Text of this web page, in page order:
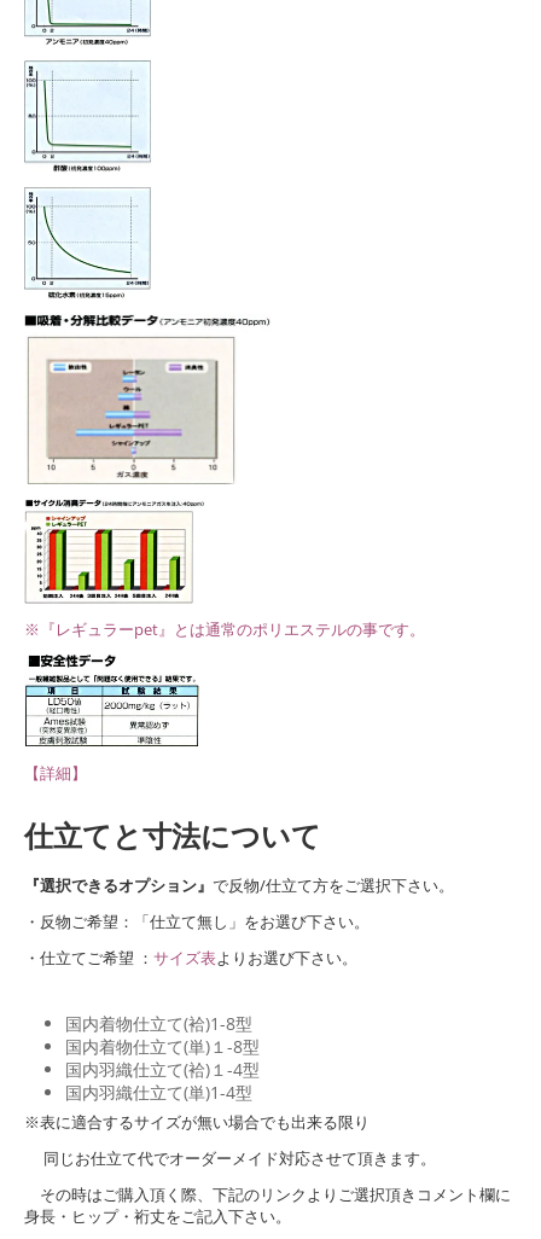
※『レギュラーpet』とは通常のポリエステルの事です。
【詳細】
仕立てと寸法について
『選択できるオプション』 で反物/仕立て方をご選択下さい。
・反物ご希望：「仕立て無し」をお選び下さい。
・仕立てご希望 ： サイズ表よりお選び下さい。
国内着物仕立て(袷)1-8型
国内着物仕立て(単)１-8型
国内羽織仕立て(袷)１-4型
国内羽織仕立て(単)1-4型
※表に適合するサイズが無い場合でも出来る限り
同じお仕立て代でオーダーメイド対応させて頂きます。
その時はご購入頂く際、下記のリンクよりご選択頂きコメント欄に
身長・ヒップ・裄丈をご記入下さい。